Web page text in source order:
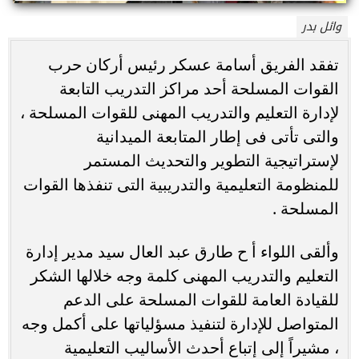
وائل بدر
تفقد الفريق أسامة عسكر رئيس أركان حرب
القوات المسلحة أحد مراكز التدريب التابعة
لإدارة التعليم والتدريب المهنى للقوات المسلحة ،
والتى تأتى فى إطار المتابعة الميدانية
لإستراتيجية التطوير والتحديث المستمر
للمنظومة التعليمية والتدريبية التى تنفذها القوات
المسلحة .
وألقى اللواء أ ح طارق عبد العال سيد مدير إدارة
التعليم والتدريب المهنى كلمة وجه خلالها الشكر
للقيادة العامة للقوات المسلحة على الدعم
المتواصل للإدارة لتنفيذ مسؤلياتها على أكمل وجه
، مشيراً إلى إتباع أحدث الأساليب التعليمية